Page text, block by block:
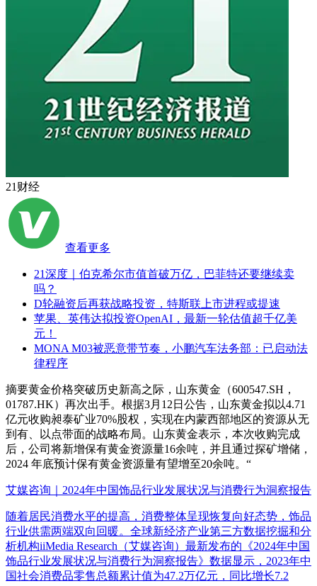
21财经
查看更多
21深度｜伯克希尔市值首破万亿，巴菲特还要继续卖
吗？
D轮融资后再获战略投资，特斯联上市进程或提速
苹果、英伟达拟投资OpenAI，最新一轮估值超千亿美
元！
MONA M03被恶意带节奏，小鹏汽车法务部：已启动法
律程序
摘要黄金价格突破历史新高之际，山东黄金（600547.SH，
01787.HK）再次出手。根据3月12日公告，山东黄金拟以4.71
亿元收购昶泰矿业70%股权，实现在内蒙西部地区的资源从无
到有、以点带面的战略布局。山东黄金表示，本次收购完成
后，公司将新增保有黄金资源量16余吨，并且通过探矿增储，
2024 年底预计保有黄金资源量有望增至20余吨。“
艾媒咨询｜2024年中国饰品行业发展状况与消费行为洞察报告
随着居民消费水平的提高，消费整体呈现恢复向好态势，饰品
行业供需两端双向回暖。全球新经济产业第三方数据挖掘和分
析机构iiMedia Research（艾媒咨询）最新发布的《2024年中国
饰品行业发展状况与消费行为洞察报告》数据显示，2023年中
国社会消费品零售总额累计值为47.2万亿元，同比增长7.2